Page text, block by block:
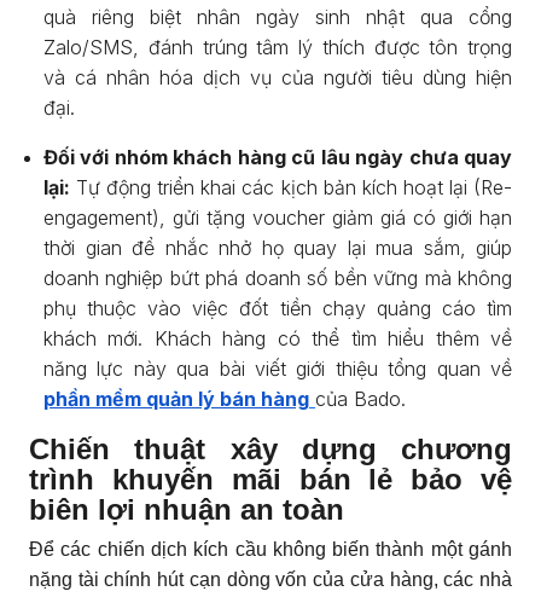
quà riêng biệt nhân ngày sinh nhật qua cổng
Zalo/SMS, đánh trúng tâm lý thích được tôn trọng
và cá nhân hóa dịch vụ của người tiêu dùng hiện
đại.
Đối với nhóm khách hàng cũ lâu ngày chưa quay
lại: Tự động triển khai các kịch bản kích hoạt lại (Re-
engagement), gửi tặng voucher giảm giá có giới hạn
thời gian để nhắc nhở họ quay lại mua sắm, giúp
doanh nghiệp bứt phá doanh số bền vững mà không
phụ thuộc vào việc đốt tiền chạy quảng cáo tìm
khách mới. Khách hàng có thể tìm hiểu thêm về
năng lực này qua bài viết giới thiệu tổng quan về
phần mềm quản lý bán hàng của Bado.
Chiến thuật xây dựng chương
trình khuyến mãi bán lẻ bảo vệ
biên lợi nhuận an toàn
Để các chiến dịch kích cầu không biến thành một gánh
nặng tài chính hút cạn dòng vốn của cửa hàng, các nhà